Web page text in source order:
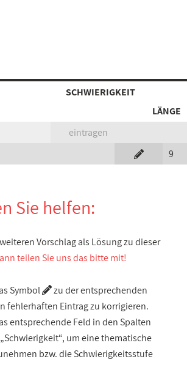
SCHWIERIGKEIT
LÄNGE
eintragen
9
Sie helfen:
Vorschlag als Lösung zu dieser
teilen Sie uns das bitte mit!
Symbol
zu der entsprechenden
fehlerhaften Eintrag zu korrigieren.
entsprechende Feld in den Spalten
um eine thematische
bzw. die Schwierigkeitsstufe